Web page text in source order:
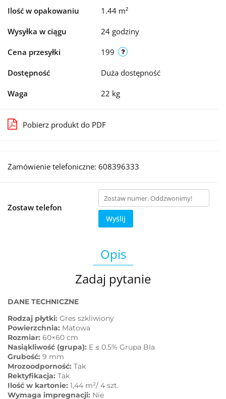
Ilość w opakowaniu 1.44 m²
Wysyłka w ciągu 24 godziny
Cena przesyłki 199
Dostępność Duża dostępność
Waga 22 kg
Pobierz produkt do PDF
Zamówienie telefoniczne: 608396333
Zostaw telefon
Wyślij
Opis
Zadaj pytanie
DANE TECHNICZNE
Rodzaj płytki: Gres szkliwiony
Powierzchnia: Matowa
Rozmiar: 60×60 cm
Nasiąkliwość (grupa): E ≤ 0.5% Grupa BIa
Grubość: 9 mm
Mrozoodporność: Tak
Rektyfikacja: Tak
Ilość w kartonie: 1,44 m²/ 4 szt.
Wymaga impregnacji: Nie